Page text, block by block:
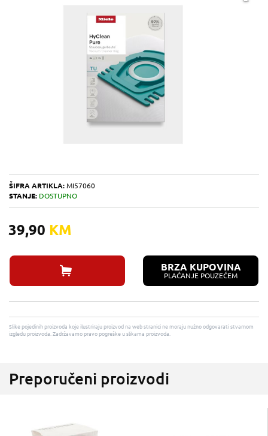
ŠIFRA ARTIKLA: MI57060
STANJE: DOSTUPNO
39,90 KM
BRZA KUPOVINA
PLAĆANJE POUZEĆEM
Slike pojedinih proizvoda koje ilustriraju proizvod na web stranici ne moraju nužno odgovarati stvarnom
izgledu proizvoda. Zadržavamo pravo pogreške u slikama proizvoda.
Preporučeni proizvodi